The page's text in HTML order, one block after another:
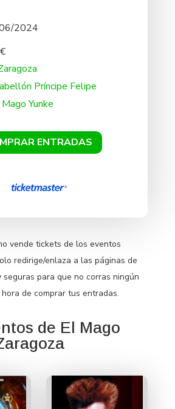
2024
Príncipe Felipe
Yunke
ENTRADAS
vende tickets de los eventos
redirige/enlaza a las páginas de
para que no corras ningún
de comprar tus entradas.
de El Mago